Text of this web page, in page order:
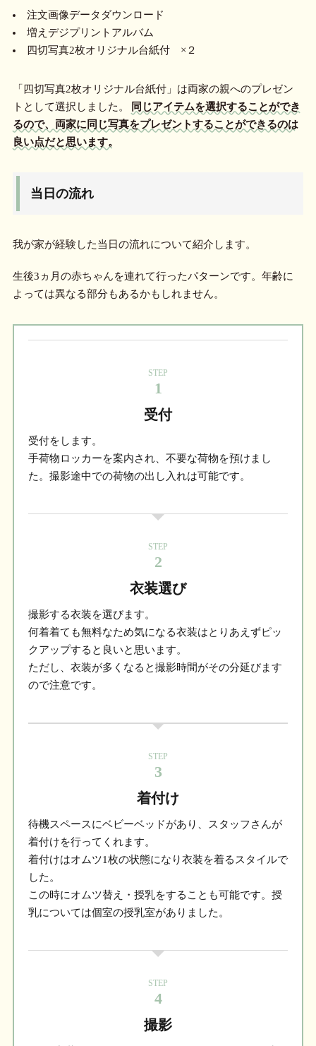
注文画像データダウンロード
増えデジプリントアルバム
四切写真2枚オリジナル台紙付 ×２
「四切写真2枚オリジナル台紙付」は両家の親へのプレゼン
トとして選択しました。
同じアイテムを選択することができ
るので、両家に同じ写真をプレゼントすることができるのは
良い点だと思います。
当日の流れ
我が家が経験した当日の流れについて紹介します。
生後3ヵ月の赤ちゃんを連れて行ったパターンです。年齢に
よっては異なる部分もあるかもしれません。
STEP
1
受付
受付をします。
手荷物ロッカーを案内され、不要な荷物を預けまし
た。撮影途中での荷物の出し入れは可能です。
STEP
2
衣装選び
撮影する衣装を選びます。
何着着ても無料なため気になる衣装はとりあえずピッ
クアップすると良いと思います。
ただし、衣装が多くなると撮影時間がその分延びます
ので注意です。
STEP
3
着付け
待機スペースにベビーベッドがあり、スタッフさんが
着付けを行ってくれます。
着付けはオムツ1枚の状態になり衣装を着るスタイルで
した。
この時にオムツ替え・授乳をすることも可能です。授
乳については個室の授乳室がありました。
STEP
4
撮影